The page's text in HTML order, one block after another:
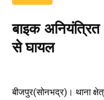
बाइक
से घायल
बीजपुर(सोनभद्र)। थाना